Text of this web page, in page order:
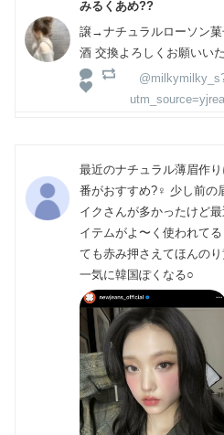
みるくあめ??
譲→ナチュラルローソン
酒 交換よろしくお願いい
最近のナチュラル薄眉作
番がおすすめ?‍♀️ 少し前の
イクさんが多かったけど
イテムがよ〜く使われて
ても赤み押さえてほんの
一気に韓国ぽくなる○